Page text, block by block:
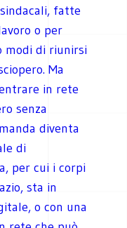
fatte
o per
modi di riunirsi
Ma
in rete
senza
diventa
di
per cui i corpi
sta in
o con una